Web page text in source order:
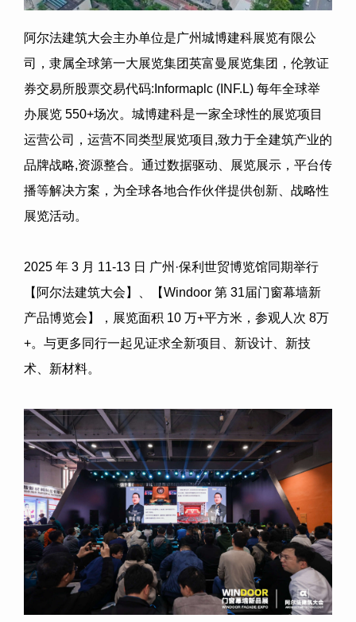
阿尔法建筑大会主办单位是广州城博建科展览有限公
司，隶属全球第一大展览集团英富曼展览集团，伦敦证
券交易所股票交易代码:Informaplc (INF.L) 每年全球举
办展览 550+场次。城博建科是一家全球性的展览项目
运营公司，运营不同类型展览项目 ,致力于全建筑产业的
品牌战略,资源整合。通过数据驱动、展览展示，平台传
播等解决方案，为全球各地合作伙伴提供创新、战略性
展览活动。
2025 年 3 月 11-13 日 广州 ·保利世贸博览馆同期举行
【阿尔法建筑大会】、【Windoor 第 31届门窗幕墙新
产品博览会】，展览面积 10 万+平方米，参观人次 8万
+。与更多同行一起见证求全新项目、新设计、新技
术、新材料。